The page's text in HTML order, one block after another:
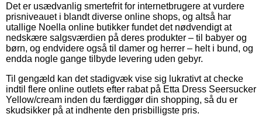
Det er usædvanlig smertefrit for internetbrugere at vurdere
prisniveauet i blandt diverse online shops, og altså har
utallige Noella online butikker fundet det nødvendigt at
nedskære salgsværdien på deres produkter – til babyer og
børn, og endvidere også til damer og herrer – helt i bund, og
endda nogle gange tilbyde levering uden gebyr.
Til gengæld kan det stadigvæk vise sig lukrativt at checke
indtil flere online outlets efter rabat på Etta Dress Seersucker
Yellow/cream inden du færdiggør din shopping, så du er
skudsikker på at indhente den prisbilligste pris.